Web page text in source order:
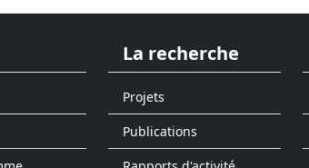
La recherche
Projets
Publications